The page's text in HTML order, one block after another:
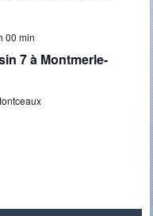
00 min
7 à Montmerle-